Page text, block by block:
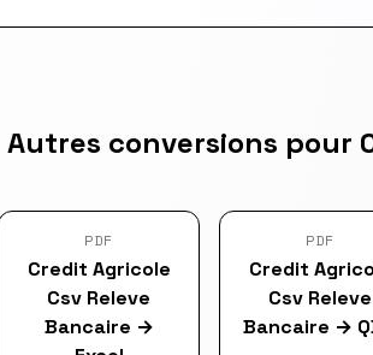
Autres conversions pour
PDF
Credit Agricole
Csv Releve
Bancaire →
PDF
Credit
Csv Releve
Bancaire →